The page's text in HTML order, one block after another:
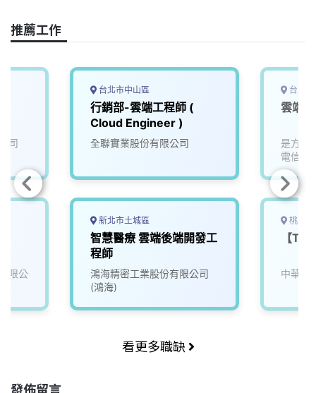
o
k
n
k
推薦工作
司
限公
台北市中山區
行銷部-雲端工程師 (
Cloud Engineer )
全聯實業股份有限公司
新北市土城區
智慧醫療 雲端後端開發工
程師
鴻海精密工業股份有限公司
(鴻海)
台北
雲端
是方電
電信關
桃園
【
中華電
看更多職缺
發佈留言